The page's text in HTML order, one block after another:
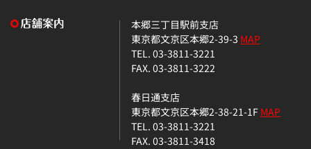
本郷三丁目駅前支店
東京都文京区本郷2-39-3 MAP
TEL. 03-3811-3221
FAX. 03-3811-3222
春日通支店
東京都文京区本郷2-38-21-1FMAP
TEL. 03-3811-3221
FAX. 03-3811-3418